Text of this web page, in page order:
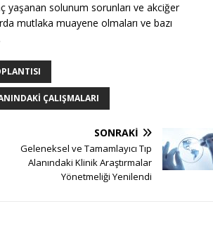
yaşanan solunum sorunları ve akciğer
mutlaka muayene olmaları ve bazı
ÇALIŞMALARI
SONRAKI
Geleneksel ve Tamamlayıcı Tıp
Alanındaki Klinik Araştırmalar
Yönetmeliği Yenilendi